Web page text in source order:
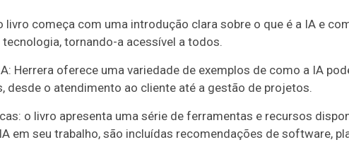
livro começa com uma introdução clara sobre o que é a IA e
tornando-a acessível a todos.
Herrera oferece uma variedade de exemplos de como a IA
desde o atendimento ao cliente até a gestão de projetos.
o livro apresenta uma série de ferramentas e recursos
em seu trabalho, são incluídas recomendações de software,